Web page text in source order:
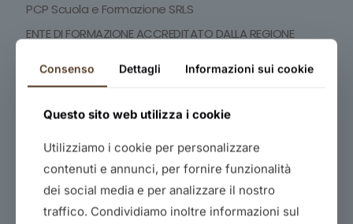
PCP Scuola e Formazione SRLS
ENTE DI FORMAZIONE ACCREDITATO DALLA REGIONE
PROT. N° 2695.
SEDE: Via Trento n.56, 84131 Salerno (SA)
+39 089.2598091
MAIL:pcpscuolaformazione@gmail.com
ORARI DI APERTURA:
mattina dalle9.30 alle13.30
pomeriggio dalle15.30alle19.30
Consenso Dettagli Informazioni sui cookie
Questo sito web utilizza i cookie
Utilizziamo i cookie per personalizzare
contenuti e annunci, per fornire funzionalità
dei social media e per analizzare il nostro
traffico. Condividiamo inoltre informazioni sul